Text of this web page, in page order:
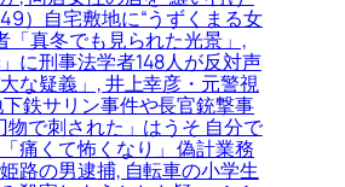
）自宅敷地に“うずくまる女
「真冬でも見られた光景」,
」に刑事法学者148人が反対声
な疑義」, 井上幸彦・元警視
鉄サリン事件や長官銃撃事
物で刺された」はうそ 自分で
痛くて怖くなり」 偽計業務
路の男逮捕, 自転車の小学生